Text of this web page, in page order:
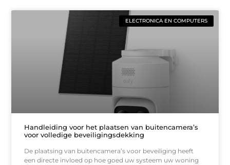
ELECTRONICA EN COMPUTERS
Handleiding voor het plaatsen van buitencamera’s
voor volledige beveiligingsdekking
De plaatsing van buitencamera’s voor beveiliging heeft
een directe invloed op hoe goed uw systeem uw woning